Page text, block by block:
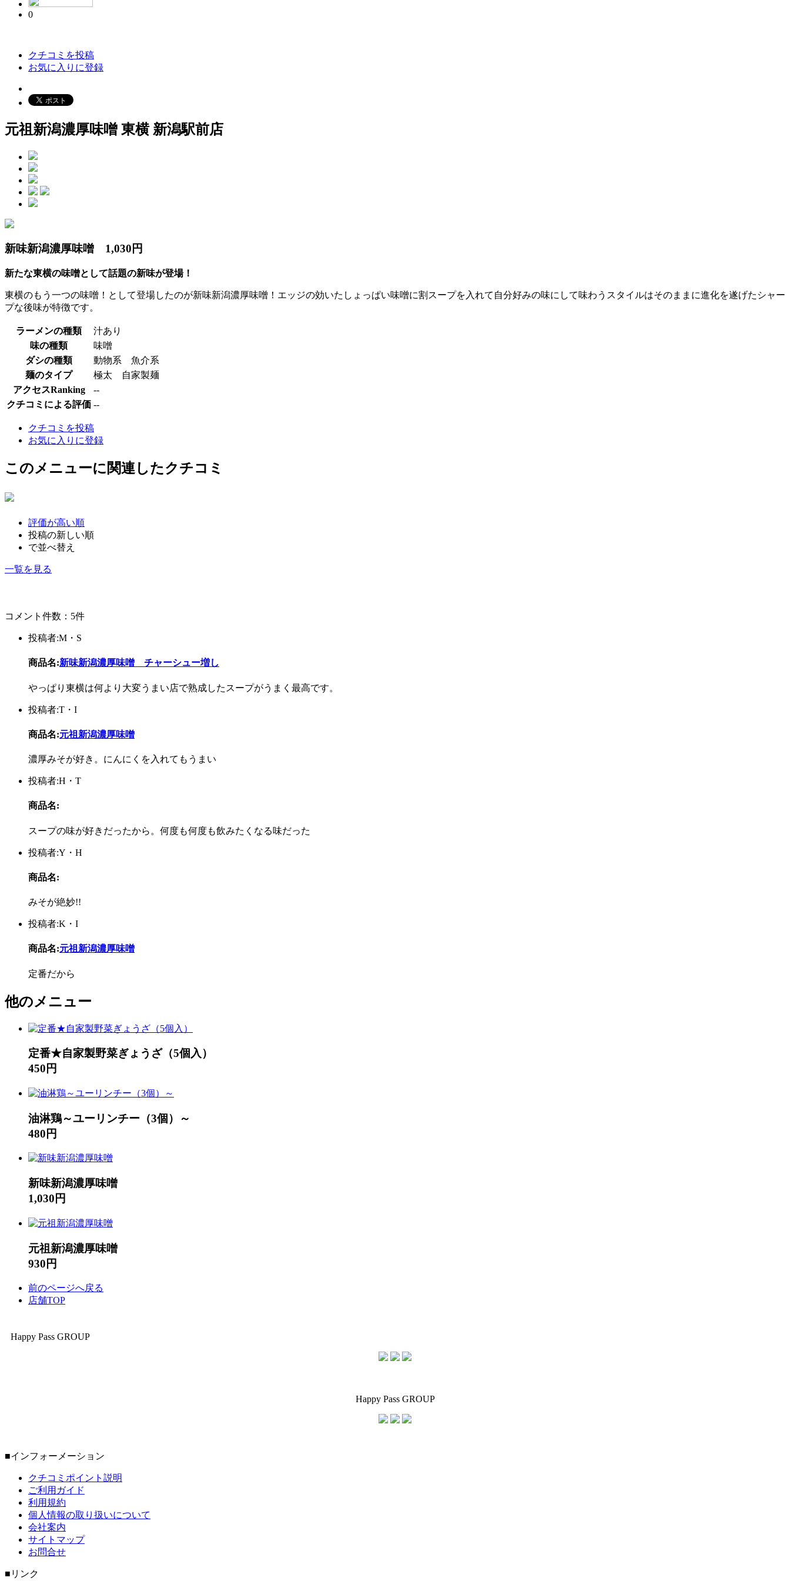
0
クチコミを投稿
お気に入りに登録
元祖新潟濃厚味噌 東横 新潟駅前店
新味新潟濃厚味噌 1,030円
新たな東横の味噌として話題の新味が登場！
東横のもう一つの味噌！として登場したのが新味新潟濃厚味噌！エッジの効いたしょっぱい味噌に割スープを入れて自分好みの味にして味わうスタイルはそのままに進化を遂げたシャー
プな後味が特徴です。
ラーメンの種類
汁あり
味の種類
味噌
ダシの種類
動物系 魚介系
麺のタイプ
極太 自家製麺
アクセスRanking
--
クチコミによる評価 --
クチコミを投稿
お気に入りに登録
このメニューに関連したクチコミ
評価が高い順
投稿の新しい順
で並べ替え
一覧を見る
コメント件数：5件
投稿者:M・S
商品名:新味新潟濃厚味噌 チャーシュー増し
やっぱり東横は何より大変うまい店で熟成したスープがうまく最高です。
投稿者:T・I
商品名:元祖新潟濃厚味噌
濃厚みそが好き。にんにくを入れてもうまい
投稿者:H・T
商品名:
スープの味が好きだったから。何度も何度も飲みたくなる味だった
投稿者:Y・H
商品名:
みそが絶妙!!
投稿者:K・I
商品名:元祖新潟濃厚味噌
定番だから
他のメニュー
定番★自家製野菜ぎょうざ（5個入）
450円
油淋鶏～ユーリンチー（3個）～
480円
新味新潟濃厚味噌
1,030円
元祖新潟濃厚味噌
930円
前のページへ戻る
店舗TOP
Happy Pass GROUP
Happy Pass GROUP
■インフォーメーション
クチコミポイント説明
ご利用ガイド
利用規約
個人情報の取り扱いについて
会社案内
サイトマップ
お問合せ
■リンク